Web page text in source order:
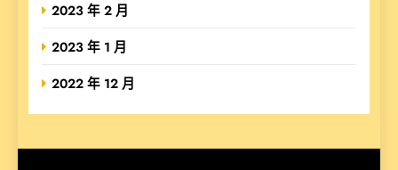
2023 年 2 月
2023 年 1 月
2022 年 12 月